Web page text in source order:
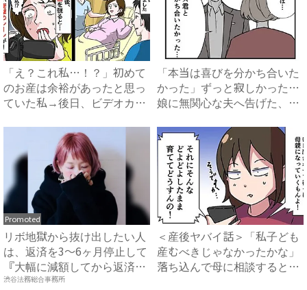
「え？これ私…！？」初めて
のお産は余裕があったと思っ
ていた私→後日、ビデオカメ
「本当は喜びを分かち合いた
かった」ずっと寂しかった…
娘に無関心な夫へ告げた、妻
Promoted
リボ地獄から抜け出したい人
は、返済を3～6ヶ月停止して
『大幅に減額してから返済
す...
渋谷法務総合事務所
＜産後ヤバイ話＞「私子ども
産むべきじゃなかったかな」
落ち込んで母に相談すると意